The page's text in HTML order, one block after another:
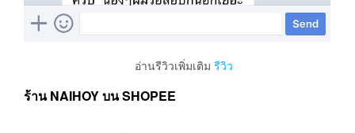
อ่านรีวิวเพิ่มเติม รีวิว
ร้าน NAIHOY บน SHOPEE